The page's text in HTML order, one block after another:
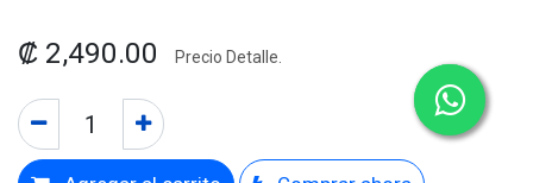
₡ 2,490.00 Precio Detalle.